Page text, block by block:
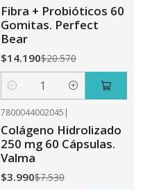
Fibra + Probióticos 60
Gomitas. Perfect
Bear
$14.190$20.570
Cantidad
7800044002045 |
Colágeno Hidrolizado
250 mg 60 Cápsulas.
Valma
$3.990$7.530